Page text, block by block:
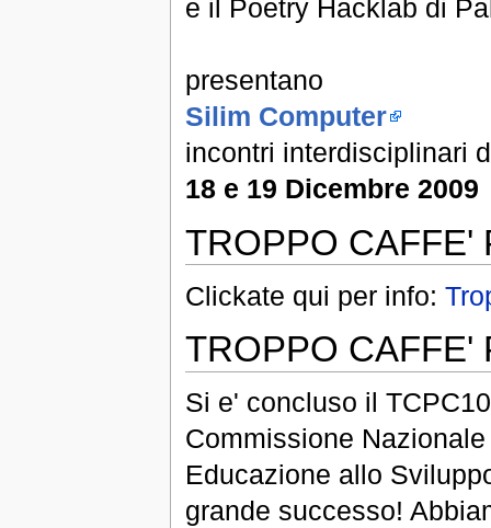
e il Poetry Hacklab di
presentano
Silim Computer
incontri interdisciplinari
18 e 19 Dicembre 2009
TROPPO CAFFE'
Clickate qui per info:
TROPPO CAFFE'
Si e' concluso il
Commissione
Educazione allo
grande successo!